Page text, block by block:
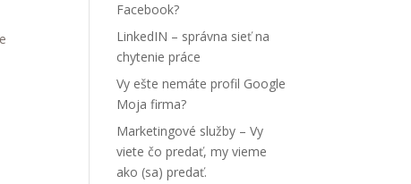
Facebook?
LinkedIN – správna sieť na
chytenie práce
Vy ešte nemáte profil Google
Moja firma?
Marketingové služby – Vy
viete čo predať, my vieme
ako (sa) predať.